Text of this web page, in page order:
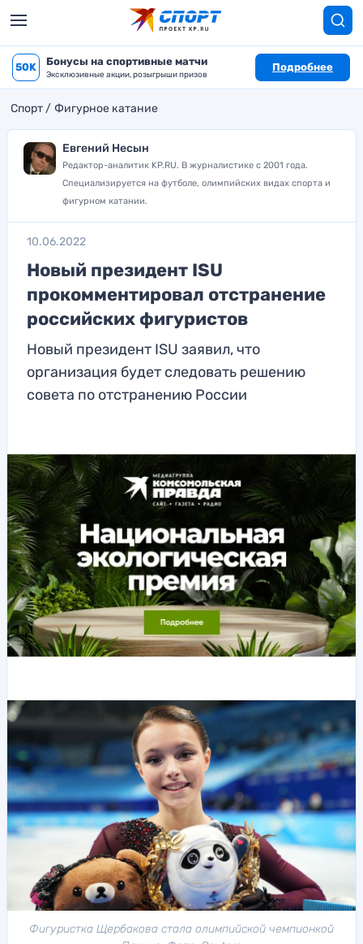
50K Бонусы на спортивные матчи
Эксклюзивные акции, розыгрыши призов
Подробнее
Спорт Фигурное катание
Евгений Несын
Редактор-аналитик KP.RU. В журналистике с 2001 года.
Специализируется на футболе, олимпийских видах спорта и
фигурном катании.
10.06.2022
Новый президент ISU
прокомментировал отстранение
российских фигуристов
Новый президент ISU заявил, что
организация будет следовать решению
совета по отстранению России
Фигуристка Щербакова стала олимпийской чемпионкой